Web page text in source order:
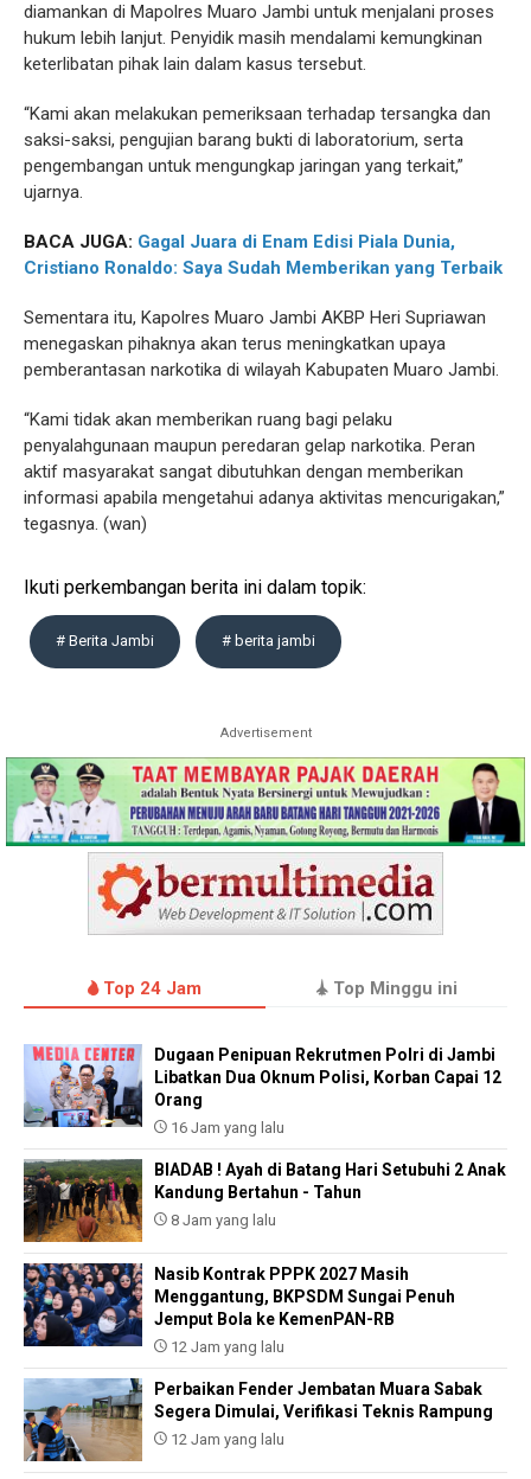
diamankan di Mapolres Muaro Jambi untuk menjalani proses
hukum lebih lanjut. Penyidik masih mendalami kemungkinan
keterlibatan pihak lain dalam kasus tersebut.
“Kami akan melakukan pemeriksaan terhadap tersangka dan
saksi-saksi, pengujian barang bukti di laboratorium, serta
pengembangan untuk mengungkap jaringan yang terkait,”
ujarnya.
BACA JUGA: Gagal Juara di Enam Edisi Piala Dunia,
Cristiano Ronaldo: Saya Sudah Memberikan yang Terbaik
Sementara itu, Kapolres Muaro Jambi AKBP Heri Supriawan
menegaskan pihaknya akan terus meningkatkan upaya
pemberantasan narkotika di wilayah Kabupaten Muaro Jambi.
“Kami tidak akan memberikan ruang bagi pelaku
penyalahgunaan maupun peredaran gelap narkotika. Peran
aktif masyarakat sangat dibutuhkan dengan memberikan
informasi apabila mengetahui adanya aktivitas mencurigakan,”
tegasnya. (wan)
Ikuti perkembangan berita ini dalam topik:
# Berita Jambi # berita jambi
Advertisement
Top 24 Jam Top Minggu ini
Dugaan Penipuan Rekrutmen Polri di Jambi
Libatkan Dua Oknum Polisi, Korban Capai 12
Orang
16 Jam yang lalu
BIADAB ! Ayah di Batang Hari Setubuhi 2 Anak
Kandung Bertahun - Tahun
8 Jam yang lalu
Nasib Kontrak PPPK 2027 Masih
Menggantung, BKPSDM Sungai Penuh
Jemput Bola ke KemenPAN-RB
12 Jam yang lalu
Perbaikan Fender Jembatan Muara Sabak
Segera Dimulai, Verifikasi Teknis Rampung
12 Jam yang lalu